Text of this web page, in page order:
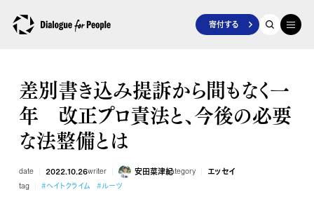
寄付する
差別書き込み提訴から間もなく一
年 改正プロ責法と、今後の必要
な法整備とは
date 2022.10.26writer 安田菜津紀category エッセイ
tag #ヘイトクライム #ルーツ